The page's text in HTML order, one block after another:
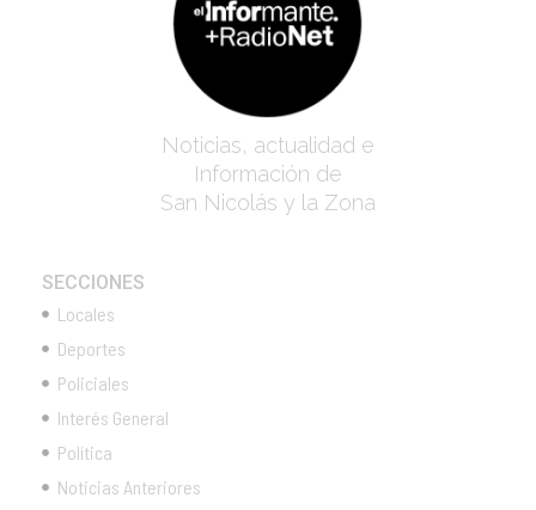
Noticias, actualidad e
Información de
San Nicolás y la Zona
SECCIONES
Locales
Deportes
Policiales
Interés General
Política
Noticias Anteriores